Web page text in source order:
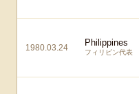
1980.03.24 Philippines
フィリピン代表